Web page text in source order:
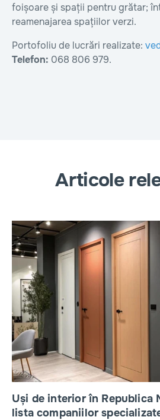
foișoare și spații pentru grătar;
reamenajarea spațiilor verzi.
Portofoliu de lucrări realizate:
Telefon: 068 806 979.
Articole
Uși de interior în Republica
lista companiilor